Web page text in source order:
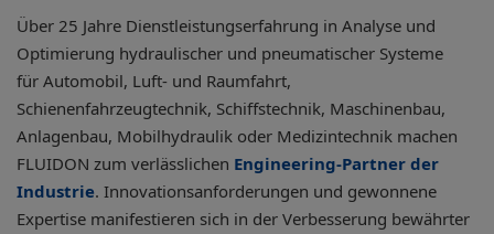
Über 25 Jahre Dienstleistungserfahrung in Analyse und
Optimierung hydraulischer und pneumatischer Systeme
für Automobil, Luft- und Raumfahrt,
Schienenfahrzeugtechnik, Schiffstechnik, Maschinenbau,
Anlagenbau, Mobilhydraulik oder Medizintechnik machen
FLUIDON zum verlässlichen Engineering-Partner der
Industrie. Innovationsanforderungen und gewonnene
Expertise manifestieren sich in der Verbesserung bewährter